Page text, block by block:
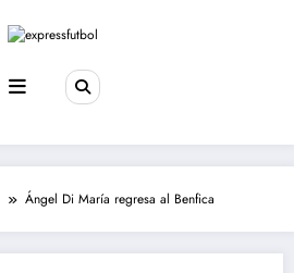
Ángel Di María regresa al Benfica